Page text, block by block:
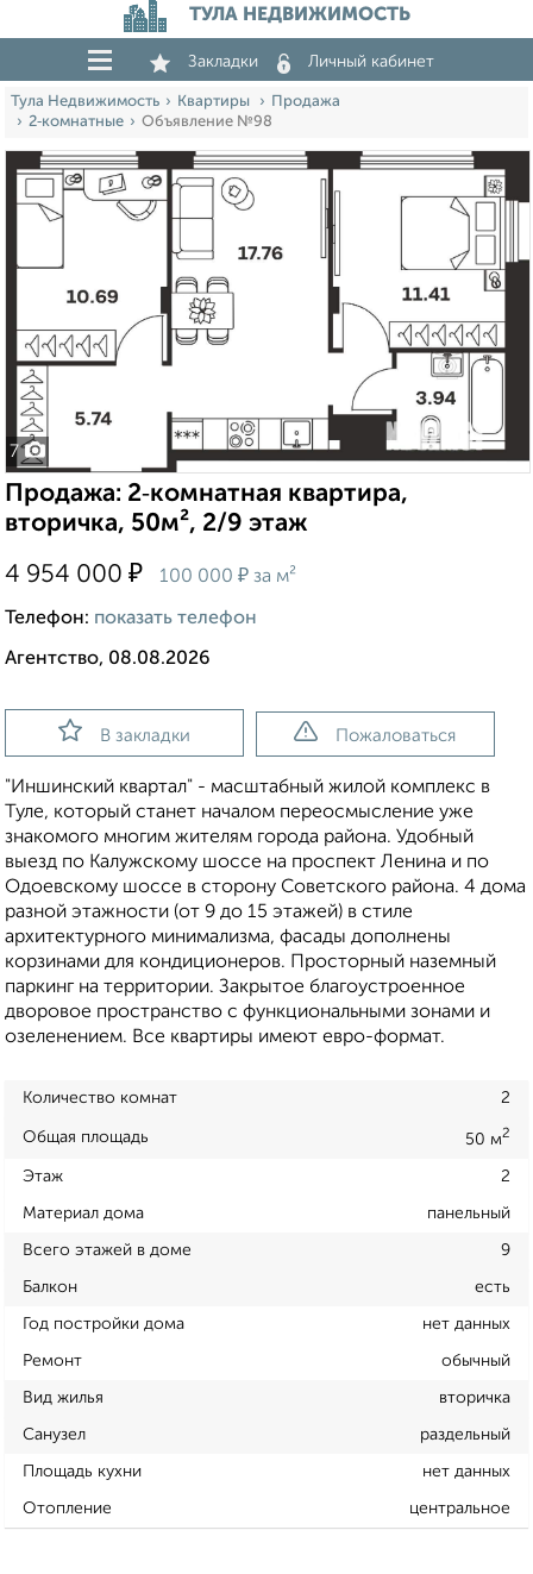
ТУЛА НЕДВИЖИМОСТЬ
Закладки Личный кабинет
Тула Недвижимость Квартиры
Продажа
2‑комнатные
Объявление №98
7
Продажа: 2‑комнатная квартира,
вторичка, 50м², 2/9 этаж
4 954 000 ₽ 100 000 ₽ за м²
Телефон: показать телефон
Агентство, 08.08.2026
В закладки Пожаловаться
"Иншинский квартал" - масштабный жилой комплекс в
Туле, который станет началом переосмысление уже
знакомого многим жителям города района. Удобный
выезд по Калужскому шоссе на проспект Ленина и по
Одоевскому шоссе в сторону Советского района. 4 дома
разной этажности (от 9 до 15 этажей) в стиле
архитектурного минимализма, фасады дополнены
корзинами для кондиционеров. Просторный наземный
паркинг на территории. Закрытое благоустроенное
дворовое пространство с функциональными зонами и
озеленением. Все квартиры имеют евро-формат.
Количество комнат 2
Общая площадь 50 м2
Этаж 2
Материал дома панельный
Всего этажей в доме 9
Балкон есть
Год постройки дома нет данных
Ремонт обычный
Вид жилья вторичка
Санузел раздельный
Площадь кухни нет данных
Отопление центральное